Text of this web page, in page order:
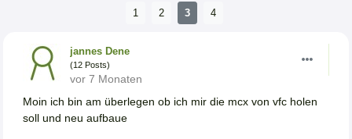
1 2 3 4
jannes Dene
(12 Posts)
vor 7 Monaten
Moin ich bin am überlegen ob ich mir die mcx von vfc holen
soll und neu aufbaue